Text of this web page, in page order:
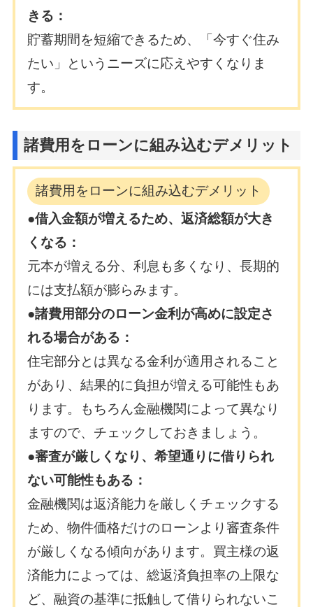
きる：
貯蓄期間を短縮できるため、「今すぐ住み
たい」というニーズに応えやすくなりま
す。
諸費用をローンに組み込むデメリット
諸費用をローンに組み込むデメリット
●借入金額が増えるため、返済総額が大き
くなる：
元本が増える分、利息も多くなり、長期的
には支払額が膨らみます。
●諸費用部分のローン金利が高めに設定さ
れる場合がある：
住宅部分とは異なる金利が適用されること
があり、結果的に負担が増える可能性もあ
ります。もちろん金融機関によって異なり
ますので、チェックしておきましょう。
●審査が厳しくなり、希望通りに借りられ
ない可能性もある：
金融機関は返済能力を厳しくチェックする
ため、物件価格だけのローンより審査条件
が厳しくなる傾向があります。買主様の返
済能力によっては、総返済負担率の上限な
ど、融資の基準に抵触して借りられないこ